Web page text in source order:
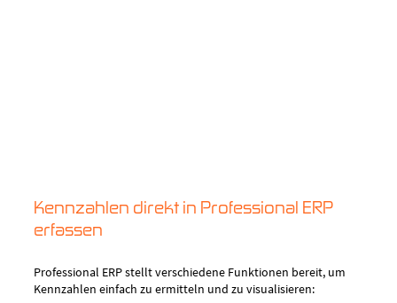
Kennzahlen direkt in Professional ERP
erfassen
Professional ERP stellt verschiedene Funktionen bereit, um
Kennzahlen einfach zu ermitteln und zu visualisieren: